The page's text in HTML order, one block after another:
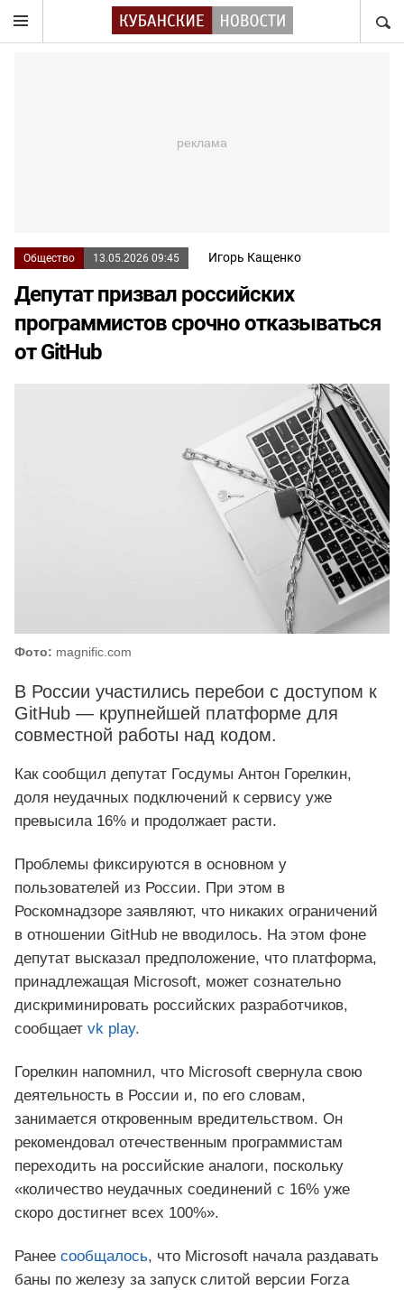
Общество 13.05.2026 09:45 Игорь Кащенко
Депутат призвал российских
программистов срочно отказываться
от GitHub
Фото: magnific.com
В России участились перебои с доступом к
GitHub — крупнейшей платформе для
совместной работы над кодом.
Как сообщил депутат Госдумы Антон Горелкин,
доля неудачных подключений к сервису уже
превысила 16% и продолжает расти.
Проблемы фиксируются в основном у
пользователей из России. При этом в
Роскомнадзоре заявляют, что никаких ограничений
в отношении GitHub не вводилось. На этом фоне
депутат высказал предположение, что платформа,
принадлежащая Microsoft, может сознательно
дискриминировать российских разработчиков,
сообщает vk play.
Горелкин напомнил, что Microsoft свернула свою
деятельность в России и, по его словам,
занимается откровенным вредительством. Он
рекомендовал отечественным программистам
переходить на российские аналоги, поскольку
«количество неудачных соединений с 16% уже
скоро достигнет всех 100%».
Ранее сообщалось, что Microsoft начала раздавать
баны по железу за запуск слитой версии Forza